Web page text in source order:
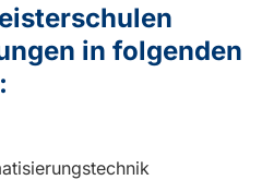
in folgenden